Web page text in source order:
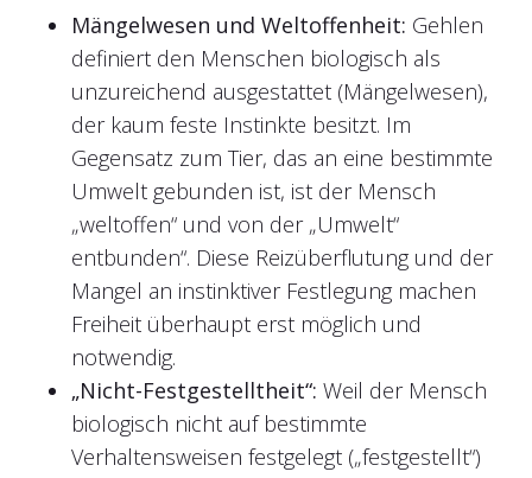
Mängelwesen und Weltoffenheit: Gehlen
definiert den Menschen biologisch als
unzureichend ausgestattet (Mängelwesen),
der kaum feste Instinkte besitzt. Im
Gegensatz zum Tier, das an eine bestimmte
Umwelt gebunden ist, ist der Mensch
„weltoffen“ und von der „Umwelt“
entbunden“. Diese Reizüberflutung und der
Mangel an instinktiver Festlegung machen
Freiheit überhaupt erst möglich und
notwendig.
„Nicht-Festgestelltheit“: Weil der Mensch
biologisch nicht auf bestimmte
Verhaltensweisen festgelegt („festgestellt“)